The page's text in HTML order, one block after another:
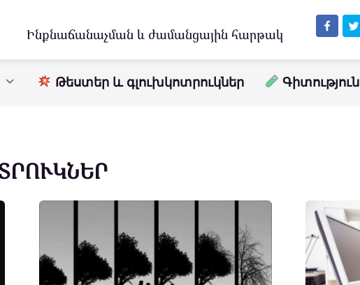
Ինքնաճանաչման և ժամանցային հարթակ
Թեստեր և գլուխկոտրուկներ Գիտություն